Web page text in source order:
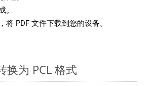
。
将 PDF 文件下载到您的设备。
换为 PCL 格式